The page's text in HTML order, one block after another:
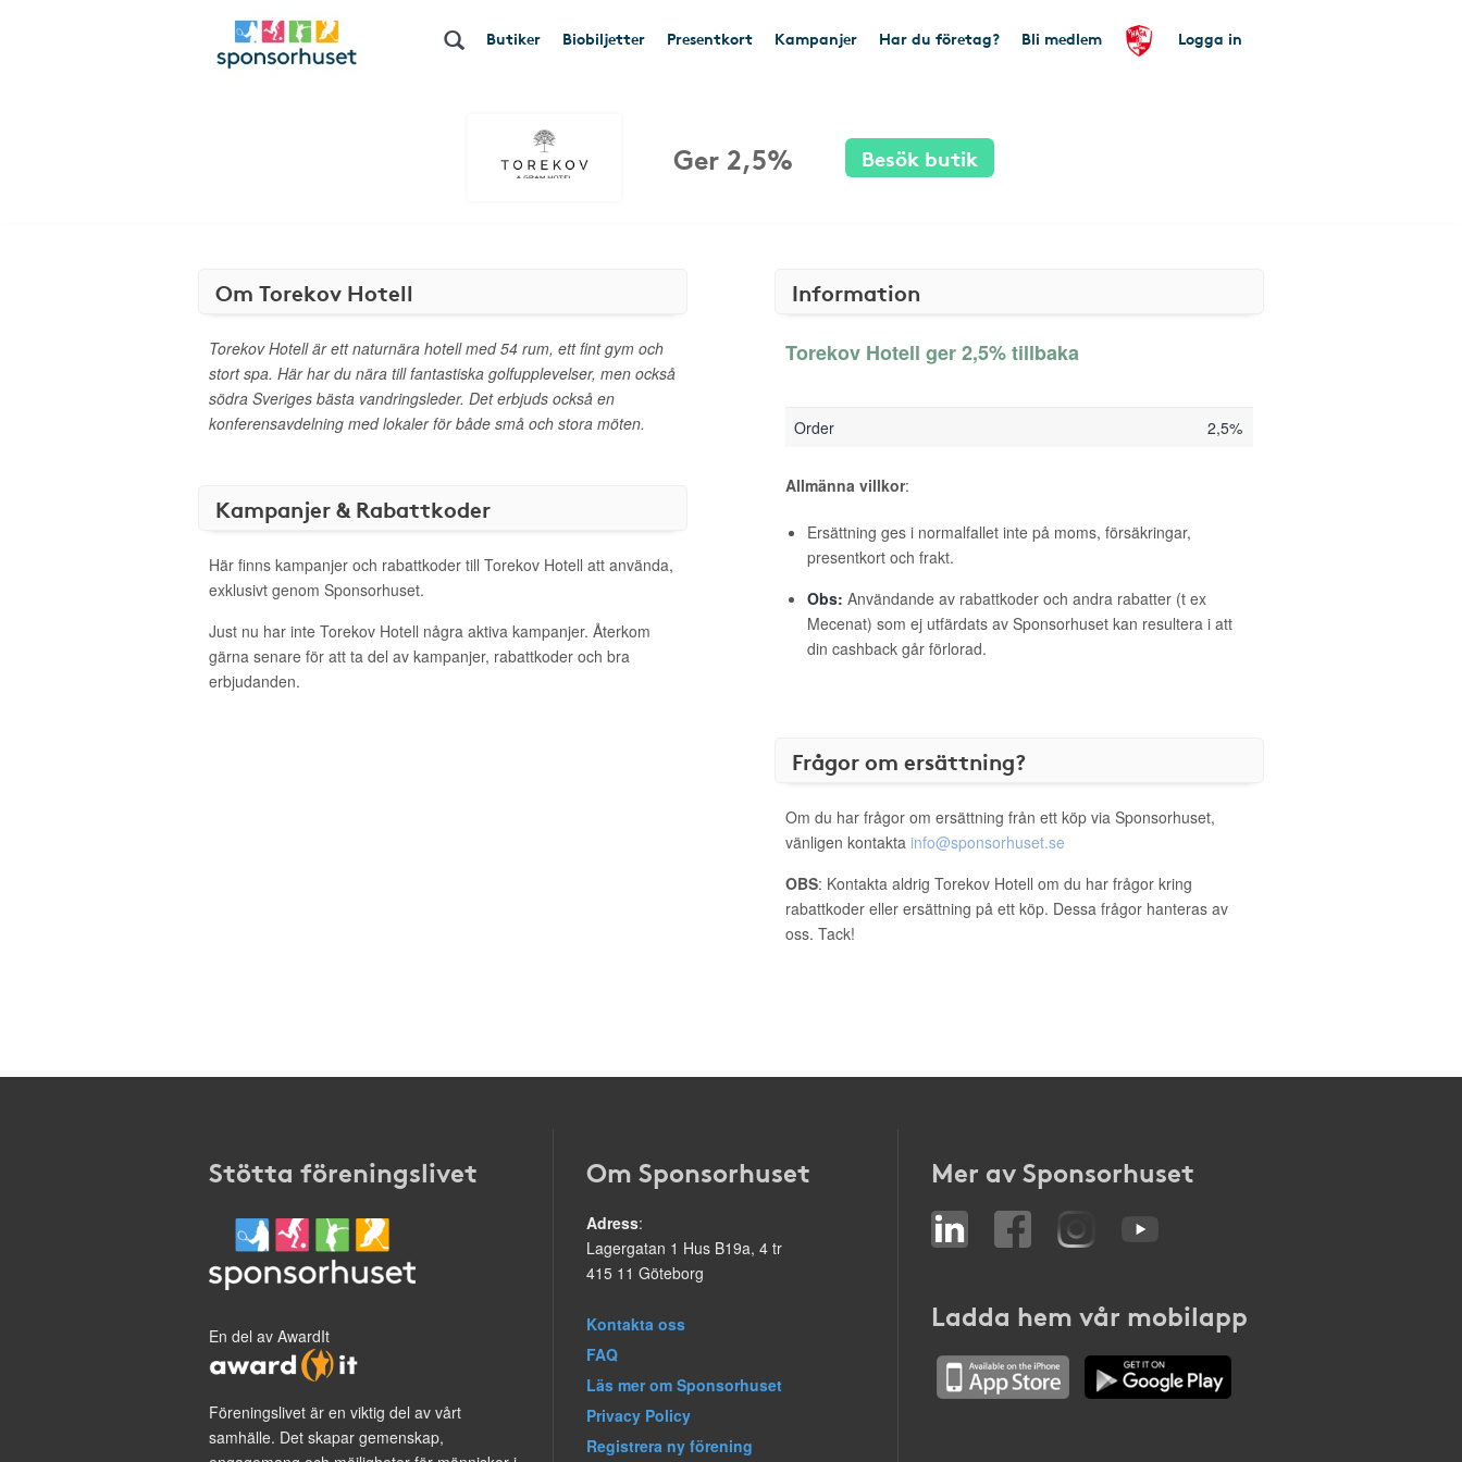
Butiker Biobiljetter Presentkort Kampanjer Har du företag? Bli medlem Logga in
Ger 2,5% Besök butik
Om Torekov Hotell
Torekov Hotell är ett naturnära hotell med 54 rum, ett fint gym och
stort spa. Här har du nära till fantastiska golfupplevelser, men också
södra Sveriges bästa vandringsleder. Det erbjuds också en
konferensavdelning med lokaler för både små och stora möten.
Kampanjer & Rabattkoder
Här finns kampanjer och rabattkoder till Torekov Hotell att använda,
exklusivt genom Sponsorhuset.
Just nu har inte Torekov Hotell några aktiva kampanjer. Återkom
gärna senare för att ta del av kampanjer, rabattkoder och bra
erbjudanden.
Information
Torekov Hotell ger 2,5% tillbaka
Order 2,5%
Allmänna villkor:
Ersättning ges i normalfallet inte på moms, försäkringar,
presentkort och frakt.
Obs: Användande av rabattkoder och andra rabatter (t ex
Mecenat) som ej utfärdats av Sponsorhuset kan resultera i att
din cashback går förlorad.
Frågor om ersättning?
Om du har frågor om ersättning från ett köp via Sponsorhuset,
vänligen kontakta info@sponsorhuset.se
OBS: Kontakta aldrig Torekov Hotell om du har frågor kring
rabattkoder eller ersättning på ett köp. Dessa frågor hanteras av
oss. Tack!
Stötta föreningslivet
En del av AwardIt
Föreningslivet är en viktig del av vårt
samhälle. Det skapar gemenskap,
Om Sponsorhuset
Adress:
Lagergatan 1 Hus B19a, 4 tr
415 11 Göteborg
Kontakta oss
FAQ
Läs mer om Sponsorhuset
Privacy Policy
Registrera ny förening
Mer av Sponsorhuset
Ladda hem vår mobilapp